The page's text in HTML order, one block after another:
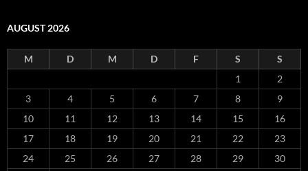
AUGUST 2026
M D M D F S
S
1
2
3
4 5 6 7 8
9
10
11 12 13 14 15
16
17
18 19 20 21 22
23
24
25 26 27 28 29
30